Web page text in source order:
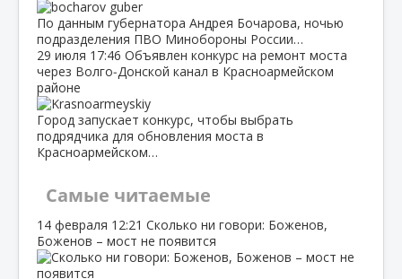
По данным губернатора Андрея Бочарова, ночью
подразделения ПВО Минобороны России…
29 июля 17:46 Объявлен конкурс на ремонт моста
через Волго‑Донской канал в Красноармейском
районе
Город запускает конкурс, чтобы выбрать
подрядчика для обновления моста в
Красноармейском…
Самые читаемые
14 февраля 12:21 Сколько ни говори: Боженов,
Боженов – мост не появится